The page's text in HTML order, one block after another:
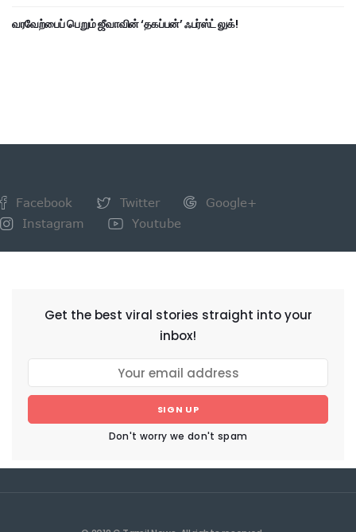
வரவேற்பைப் பெறும் ஜீவாவின் ‘தகப்பன்’ ஃபர்ஸ்ட் லுக்!
Facebook Twitter
Google+
Instagram
Youtube
Get the best viral stories straight into your
inbox!
SIGN UP
Don't worry we don't spam